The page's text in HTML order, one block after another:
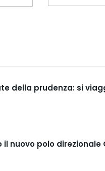
della prudenza: si
nuovo polo direzionale